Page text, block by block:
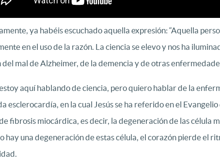
ya habéis escuchado aquella expresión: “Aquella
en el uso de la razón. La ciencia se elevo y nos ha
del mal de Alzheimer, de la demencia y de otras
aquí hablando de ciencia, pero quiero hablar de la
esclerocardía, en la cual Jesús se ha referido en el
fibrosis miocárdica, es decir, la degeneración de las célula
hay una degeneración de estas célula, el corazón pierde el